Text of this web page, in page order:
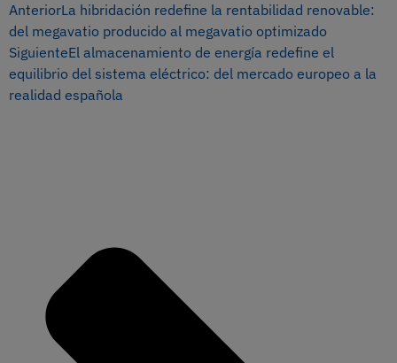
AnteriorLa hibridación redefine la rentabilidad renovable:
del megavatio producido al megavatio optimizado
SiguienteEl almacenamiento de energía redefine el
equilibrio del sistema eléctrico: del mercado europeo a la
realidad española